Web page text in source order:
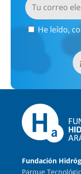
He leído,
Fundación
Parque